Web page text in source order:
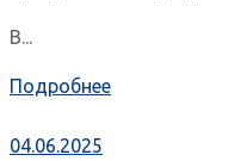
В...
Подробнее
04.06.2025